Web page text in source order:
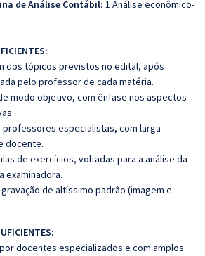
de Análise Contábil: 1 Análise econômico-
dos tópicos previstos no edital, após
pelo professor de cada matéria.
modo objetivo, com ênfase nos aspectos
professores especialistas, com larga
docente.
de exercícios, voltadas para a análise da
examinadora.
de altíssimo padrão (imagem e
docentes especializados e com amplos